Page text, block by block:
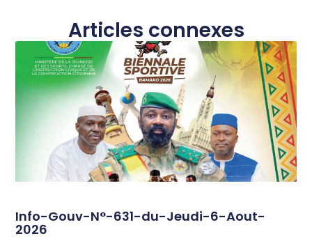
Articles connexes
Info-Gouv-N°-631-du-Jeudi-6-Aout-
2026